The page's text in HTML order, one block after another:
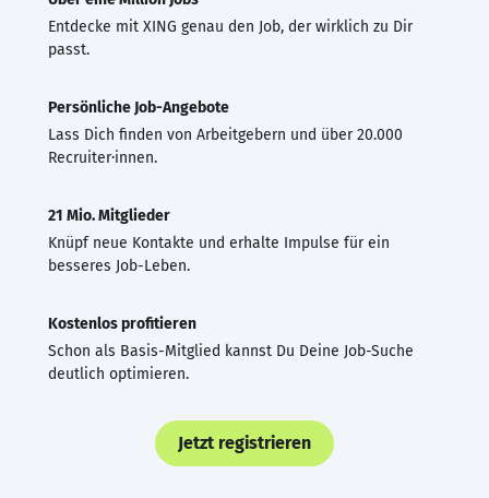
Entdecke mit XING genau den Job, der wirklich zu Dir
passt.
Persönliche Job-Angebote
Lass Dich finden von Arbeitgebern und über 20.000
Recruiter·innen.
21 Mio. Mitglieder
Knüpf neue Kontakte und erhalte Impulse für ein
besseres Job-Leben.
Kostenlos profitieren
Schon als Basis-Mitglied kannst Du Deine Job-Suche
deutlich optimieren.
Jetzt registrieren